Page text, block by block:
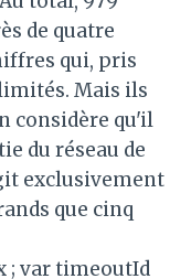
de quatre
qui, pris
Mais ils
considère qu'il
du réseau de
exclusivement
que cinq
; var timeoutId